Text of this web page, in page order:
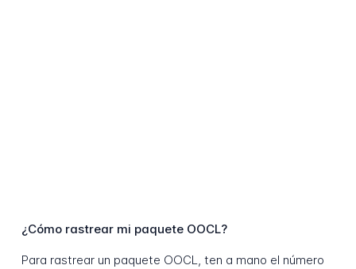
¿Cómo rastrear mi paquete OOCL?
Para rastrear un paquete OOCL, ten a mano el número